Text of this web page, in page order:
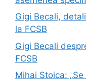
Gigi Becali,
la FCSB
Gigi Becali
FCSB
Mihai Stoica: